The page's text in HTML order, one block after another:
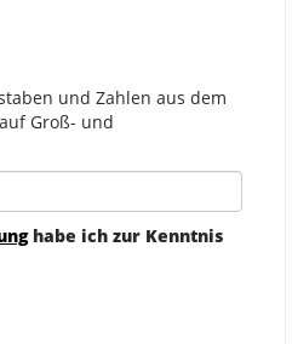
und Zahlen aus dem
Groß- und
habe ich zur Kenntnis